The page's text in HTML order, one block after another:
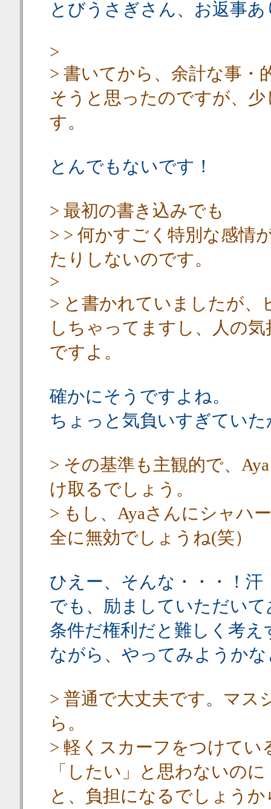
とびうさぎさん、お返事
>
> 書いてから、余計な事・
そうと思ったのですが、
す。
とんでもないです！
> 最初の書き込みでも
> > 何かすごく特別な感情
たりしないのです。
>
> と書かれていましたが、
しちゃってますし、人の
ですよ。
確かにそうですよね。
ちょっと気負いすぎてい
> その基準も主観的で、
け取るでしょう。
> もし、Ayaさんにシャハ
全に無効でしょうね(笑）
ひえー、そんな・・・！汗
でも、励ましていただい
条件だ権利だと難しく考
ながら、やってみようか
> 普通で大丈夫です。マス
ら。
> 軽くスカーフをつけて
「したい」と思わないの
と、負担になるでしょう